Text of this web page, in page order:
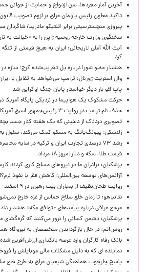
آخرین آمار مجردها، سن ازدواج و حمایت از جوانی
تاکید معاون رئیس پارلمان عراق بر لزوم تصویب
پیروزی منچسترسیتی برابر اتلتیکو مادرید/ شاگردان
سخنگوی وزارت خارجه روسیه ژاپن را به «خیانت به
آیت الله آملی لاریجانی: ایران به هیچ قیمتی از
کرد
هشدار عضو شورا درباره پل تخریب‌شده کرج؛ سازه
وال‌ استریت ژورنال: ترامپ می‌خواهد به تقابل با
پاپ لئو بار دیگر خواستار پایان جنگ اوکراین شد
حرکت مشکوک یک هواپیما در نزدیکی پایگاه آمریکا
حذف نام ترامپ در روایت ۳ رئیس‌جمهور اسبق آمریکا از تاریخ کشورشان
تصویری دردناک از دلفینی که یک هفته کنار جسد
زلنسکی: پیونگ‌یانگ به مسکو کمک می‌کند، سئول
رشد ۷۳ درصدی تجارت ایران و ترکیه در سایه محاصره دریایی
قیمت طلا، سکه و دلار امروز ۱۸ مرداد
پزشکیان: برادران ما در نیروهای مسلح کاری کردند
آژانس‌های توسعه بین‌المللی؛ کاهش فقر یا نفوذ نرم؟!
روایت طحان‌نظیف از بمباران بیت رهبری در ۹ اسفند
نتانیاهو: تا زمان خلع سلاح حماس از غزه خارج
مرجع عراقی درباره پیامدهای «توافق مکه» هشدار داد
پزشکیان: دشمن کسانی را ترور می‌کنند که
روس‌اتم: در حال بازگرداندن متخصصان به نیروگاه
بانک رفاه کارگران وارد عرصه بانکداری ارزش‌آفرین
نماینده ای که به دلیل مشکلات مالی موبایلش را
پاسخ چارچوب هماهنگی شیعیان عراق به طرح خلع